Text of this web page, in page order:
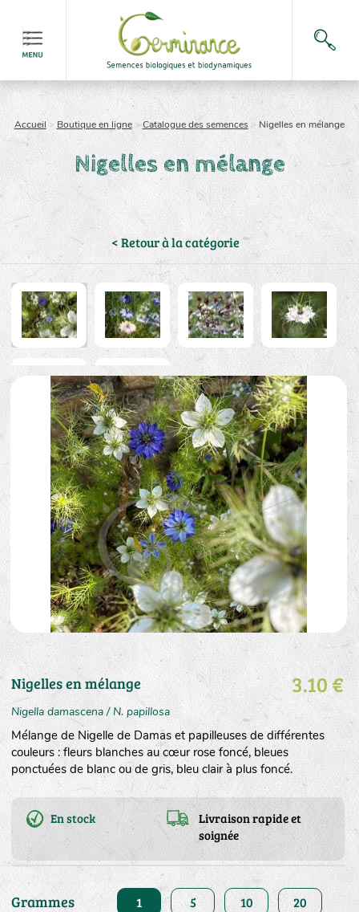
Accueil > Boutique en ligne> Catalogue des semences> Nigelles en mélange
Nigelles en mélange
< Retour à la catégorie
Nigelles en mélange
Nigella damascena / N. papillosa
3.10 €
Mélange de Nigelle de Damas et papilleuses de différentes
couleurs : fleurs blanches au cœur rose foncé, bleues
ponctuées de blanc ou de gris, bleu clair à plus foncé.
En stock
Livraison rapide et
soignée
Grammes 1 5 10 20